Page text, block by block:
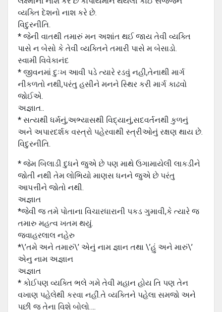
વ્યક્તિ દેશનો નાશ કરે છે.
વિદુરનીતિ.
* જેની વાતથી તમારું મન અશાંત થઈ જાય તેવી વ્યક્તિ
પાસે ન બેસો કે તેવી વ્યક્તિને તમારી પાસે મ બેસાડો.
સ્વામી વિવેકાનંદ
* જીવનમાં દુઃખ આવી પડે ત્યારે રડવું નહી,તેનાથી માર્ગ
નીકળતો નથી,પરંતુ હસીને મનને સ્થિર કરી માર્ગ કાઢવો
જોઈએ.
અજ્ઞાત..
* સત્યથી ધર્મનું,અભ્યાસથી વિદ્યાનું,સદવર્તનથી કુળનું
અને અપારદર્શક વસ્ત્રો પહેરવાથી સ્ત્રીઓનું રક્ષણ થાય છે.
વિદુરનીતિ.
* જેમ બિલાડી દુધને જુએ છે પણ માથે ઉગામાયેલી લાકડીને
જોતી નથી તેમ લોભિયો માણસ ધનને જુએ છે પરંતુ
આપત્તીને જોતો નથી.
અજ્ઞાત
*જેવી જ તમે પોતાના વિચારધારાની પકડ ગુમાવી,કે ત્યારે જ
તમારુ મહત્વ ખતમ થયું.
જવાહરલાલ નહેરુ
*\’તમે અને તમારું\’ એનું નામ જ્ઞાન તથા \’હું અને મારું\’
એનુ નામ અજ્ઞાન
અજ્ઞાત
* કોઈપણ વ્યક્તિ ભલે ગમે તેવી મહાન હોય તિ પણ તેન
વખાણ પહેલેથી કરવા નહીં.તે વ્યક્તિને પહેલા સમજો અને
પછી જ તેના વિશે બોલો….